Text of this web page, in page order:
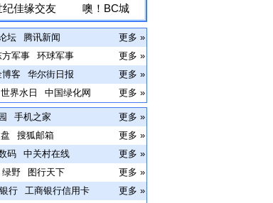
纪佳缘交友 噢！BC城
坛 腾讯新闻
更多 »
方军事 环球军事
更多 »
客 华尔街日报
更多 »
界水日 中国绿化网 更多 »
手机之家
更多 »
搜狐邮箱
更多 »
码 中关村在线
更多 »
绿野 图行天下
更多 »
行 工商银行信用卡
更多 »